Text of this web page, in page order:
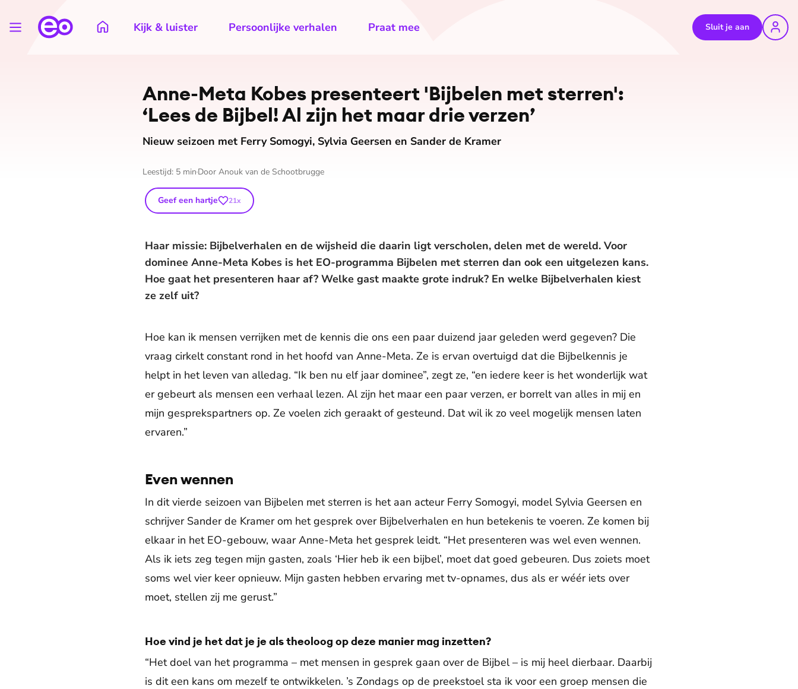
Kijk & luister Persoonlijke verhalen Praat mee Sluit je aan
Anne-Meta Kobes presenteert 'Bijbelen met sterren':
‘Lees de Bijbel! Al zijn het maar drie verzen’
Nieuw seizoen met Ferry Somogyi, Sylvia Geersen en Sander de Kramer
Leestijd: 5 min Door Anouk van de Schootbrugge
Geef een hartje 21x
Haar missie: Bijbelverhalen en de wijsheid die daarin ligt verscholen, delen met de wereld. Voor
dominee Anne-Meta Kobes is het EO-programma Bijbelen met sterren dan ook een uitgelezen kans.
Hoe gaat het presenteren haar af? Welke gast maakte grote indruk? En welke Bijbelverhalen kiest
ze zelf uit?
Hoe kan ik mensen verrijken met de kennis die ons een paar duizend jaar geleden werd gegeven? Die
vraag cirkelt constant rond in het hoofd van Anne-Meta. Ze is ervan overtuigd dat die Bijbelkennis je
helpt in het leven van alledag. “Ik ben nu elf jaar dominee”, zegt ze, “en iedere keer is het wonderlijk wat
er gebeurt als mensen een verhaal lezen. Al zijn het maar een paar verzen, er borrelt van alles in mij en
mijn gesprekspartners op. Ze voelen zich geraakt of gesteund. Dat wil ik zo veel mogelijk mensen laten
ervaren.”
Even wennen
In dit vierde seizoen van Bijbelen met sterren is het aan acteur Ferry Somogyi, model Sylvia Geersen en
schrijver Sander de Kramer om het gesprek over Bijbelverhalen en hun betekenis te voeren. Ze komen bij
elkaar in het EO-gebouw, waar Anne-Meta het gesprek leidt. “Het presenteren was wel even wennen.
Als ik iets zeg tegen mijn gasten, zoals ‘Hier heb ik een bijbel’, moet dat goed gebeuren. Dus zoiets moet
soms wel vier keer opnieuw. Mijn gasten hebben ervaring met tv-opnames, dus als er wéér iets over
moet, stellen zij me gerust.”
Hoe vind je het dat je je als theoloog op deze manier mag inzetten?
“Het doel van het programma – met mensen in gesprek gaan over de Bijbel – is mij heel dierbaar. Daarbij
is dit een kans om mezelf te ontwikkelen. ’s Zondags op de preekstoel sta ik voor een groep mensen die